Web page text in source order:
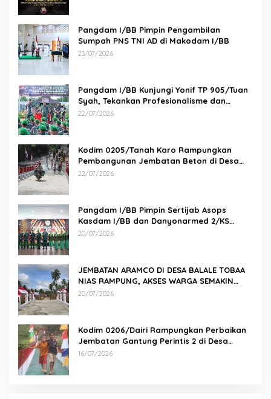
Pangdam I/BB Pimpin Pengambilan
Sumpah PNS TNI AD di Makodam I/BB
23/07/2026
Pangdam I/BB Kunjungi Yonif TP 905/Tuan
Syah, Tekankan Profesionalisme dan
Kesiapan Prajurit
22/07/2026
Kodim 0205/Tanah Karo Rampungkan
Pembangunan Jembatan Beton di Desa
Pernantin
22/07/2026
Pangdam I/BB Pimpin Sertijab Asops
Kasdam I/BB dan Danyonarmed 2/KS
serta Tradisi Korps
20/07/2026
JEMBATAN ARAMCO DI DESA BALALE TOBAA
NIAS RAMPUNG, AKSES WARGA SEMAKIN
MUDAH
20/07/2026
Kodim 0206/Dairi Rampungkan Perbaikan
Jembatan Gantung Perintis 2 di Desa
Mbinalun, Pakpak Bharat
16/07/2026